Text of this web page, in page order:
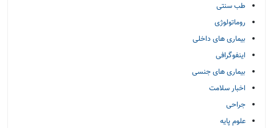
طب سنتی
روماتولوژی
بیماری های داخلی
اینفوگرافی
بیماری های جنسی
اخبار سلامت
جراحی
علوم پایه